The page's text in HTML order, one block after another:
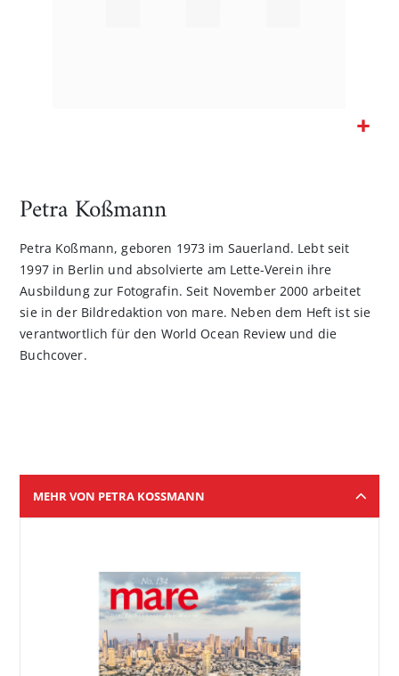
Bildgalerie
Petra Koßmann
Petra Koßmann, geboren 1973 im Sauerland. Lebt seit
1997 in Berlin und absolvierte am Lette-Verein ihre
Ausbildung zur Fotografin. Seit November 2000 arbeitet
sie in der Bildredaktion von mare. Neben dem Heft ist sie
verantwortlich für den World Ocean Review und die
Buchcover.
MEHR VON PETRA KOSSMANN